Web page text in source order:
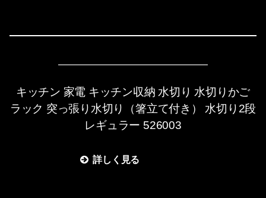
キッチン 家電 キッチン収納 水切り 水切りかご
ラック 突っ張り水切り（箸立て付き） 水切り2段
レギュラー 526003
詳しく見る